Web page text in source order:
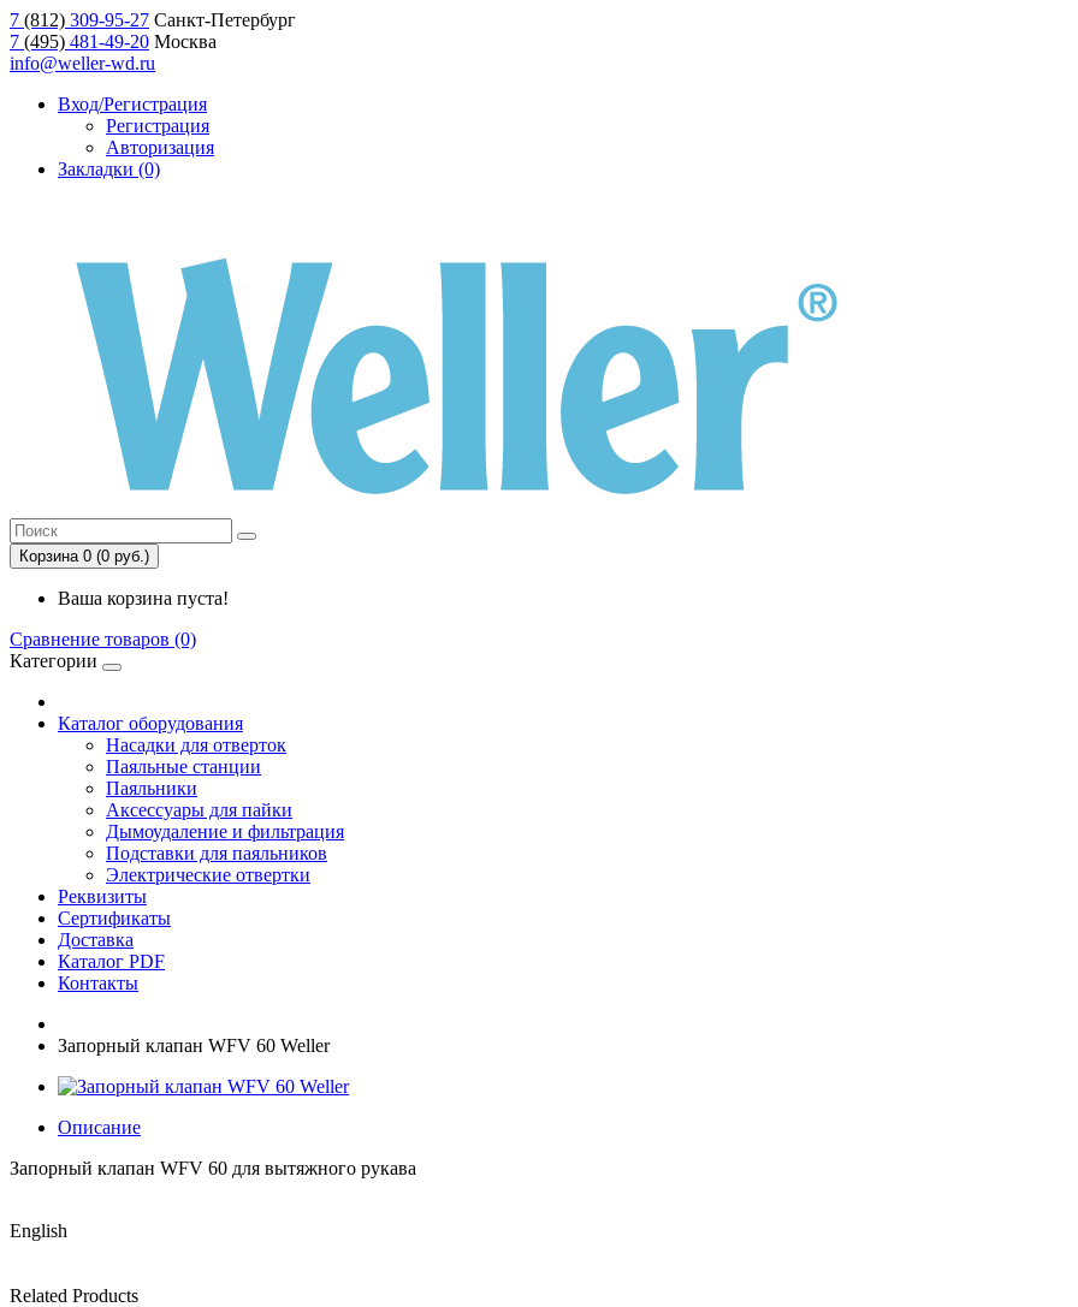
7 (812) 309-95-27 Санкт-Петербург
7 (495) 481-49-20 Москва
info@weller-wd.ru
Вход/Регистрация
Регистрация
Авторизация
Закладки (0)
Корзина 0 (0 руб.)
Ваша корзина пуста!
Сравнение товаров (0)
Категории
Каталог оборудования
Насадки для отверток
Паяльные станции
Паяльники
Аксессуары для пайки
Дымоудаление и фильтрация
Подставки для паяльников
Электрические отвертки
Реквизиты
Сертификаты
Доставка
Каталог PDF
Контакты
Запорный клапан WFV 60 Weller
Описание
Запорный клапан WFV 60 для вытяжного рукава
English
Related Products